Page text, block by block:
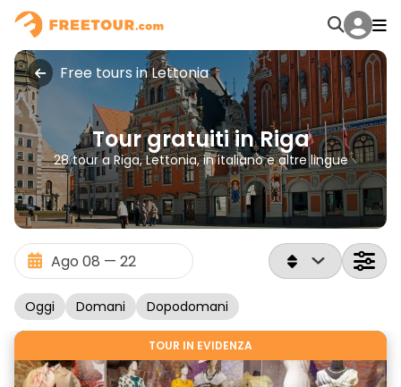
Free tours in Lettonia
Tour gratuiti in Riga
28 tour a Riga, Lettonia, in italiano e altre lingue
Oggi Domani Dopodomani
TOUR IN EVIDENZA